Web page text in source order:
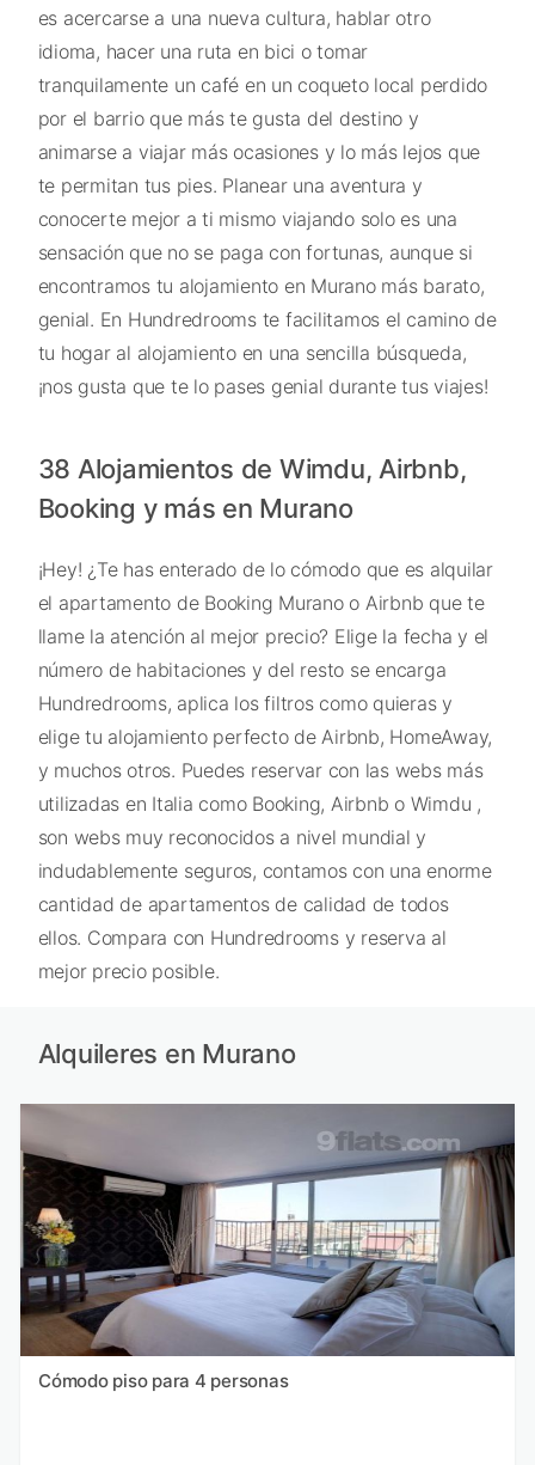
es acercarse a una nueva cultura, hablar otro
idioma, hacer una ruta en bici o tomar
tranquilamente un café en un coqueto local perdido
por el barrio que más te gusta del destino y
animarse a viajar más ocasiones y lo más lejos que
te permitan tus pies. Planear una aventura y
conocerte mejor a ti mismo viajando solo es una
sensación que no se paga con fortunas, aunque si
encontramos tu alojamiento en Murano más barato,
genial. En Hundredrooms te facilitamos el camino de
tu hogar al alojamiento en una sencilla búsqueda,
¡nos gusta que te lo pases genial durante tus viajes!
38 Alojamientos de Wimdu, Airbnb,
Booking y más en Murano
¡Hey! ¿Te has enterado de lo cómodo que es alquilar
el apartamento de Booking Murano o Airbnb que te
llame la atención al mejor precio? Elige la fecha y el
número de habitaciones y del resto se encarga
Hundredrooms, aplica los filtros como quieras y
elige tu alojamiento perfecto de Airbnb, HomeAway,
y muchos otros. Puedes reservar con las webs más
utilizadas en Italia como Booking, Airbnb o Wimdu ,
son webs muy reconocidos a nivel mundial y
indudablemente seguros, contamos con una enorme
cantidad de apartamentos de calidad de todos
ellos. Compara con Hundredrooms y reserva al
mejor precio posible.
Alquileres en Murano
Cómodo piso para 4 personas